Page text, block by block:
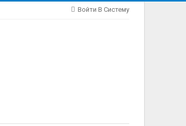
Войти В Систему